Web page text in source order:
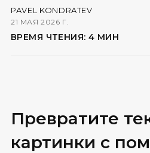
PAVEL KONDRATEV
21 МАЯ 2026 Г.
ВРЕМЯ ЧТЕНИЯ: 4 МИН
Превратите
картинки с